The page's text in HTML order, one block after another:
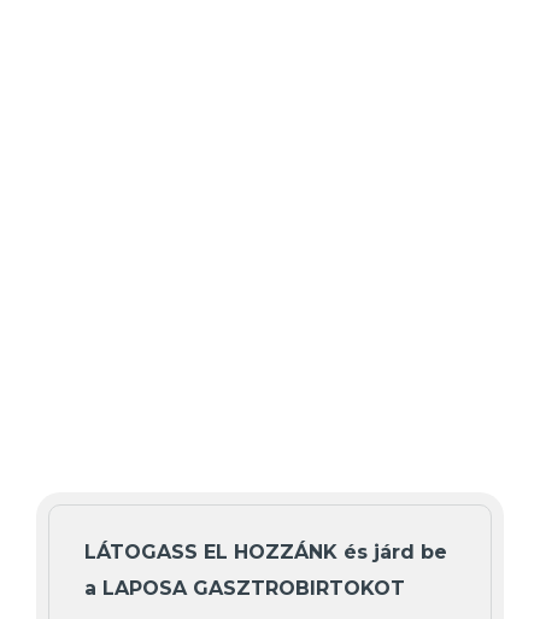
LÁTOGASS EL HOZZÁNK és járd be
a LAPOSA GASZTROBIRTOKOT